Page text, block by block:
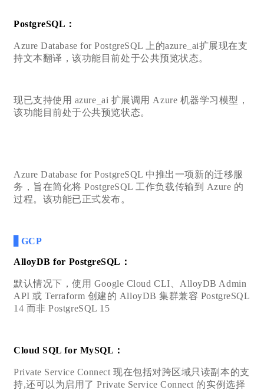
PostgreSQL：
Azure Database for PostgreSQL 上的azure_ai扩展现在支
持文本翻译，该功能目前处于公共预览状态。
现已支持使用 azure_ai 扩展调用 Azure 机器学习模型，
该功能目前处于公共预览状态。
Azure Database for PostgreSQL 中推出一项新的迁移服
务，旨在简化将 PostgreSQL 工作负载传输到 Azure 的
过程。该功能已正式发布。
▋GCP
AlloyDB for PostgreSQL：
默认情况下，使用 Google Cloud CLI、AlloyDB Admin
API 或 Terraform 创建的 AlloyDB 集群兼容 PostgreSQL
14 而非 PostgreSQL 15
Cloud SQL for MySQL：
Private Service Connect 现在包括对跨区域只读副本的支
持,还可以为启用了 Private Service Connect 的实例选择